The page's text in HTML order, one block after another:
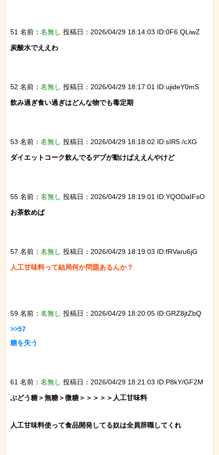
51 名前： 名無し 投稿日：2026/04/29 18:14:03 ID:0F6.QLiwZ
炭酸水でええわ
52 名前： 名無し 投稿日：2026/04/29 18:17:01 ID:ujideY0mS
飲み過ぎ食い過ぎはどんな物でも毒定期
53 名前： 名無し 投稿日：2026/04/29 18:18:02 ID:sIR5./cXG
ダイエットコーク飲んでるデブが動けばええんやけど
55 名前： 名無し 投稿日：2026/04/29 18:19:01 ID:YQODaIFsO
お茶飲めば
57 名前： 名無し 投稿日：2026/04/29 18:19:03 ID:fRVaru6jG
人工甘味料って結局何か問題あるんか？
59 名前： 名無し 投稿日：2026/04/29 18:20:05 ID:GRZ8jtZbQ
>>57
糖を失う
61 名前： 名無し 投稿日：2026/04/29 18:21:03 ID:P8kY/GF2M
ぶどう糖＞無糖＞微糖＞＞＞＞＞人工甘味料
人工甘味料使って食品開発してる奴は全員辞職してくれ